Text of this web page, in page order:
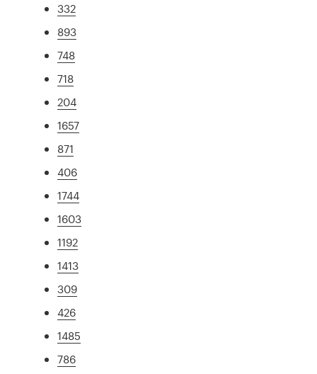
332
893
748
718
204
1657
871
406
1744
1603
1192
1413
309
426
1485
786